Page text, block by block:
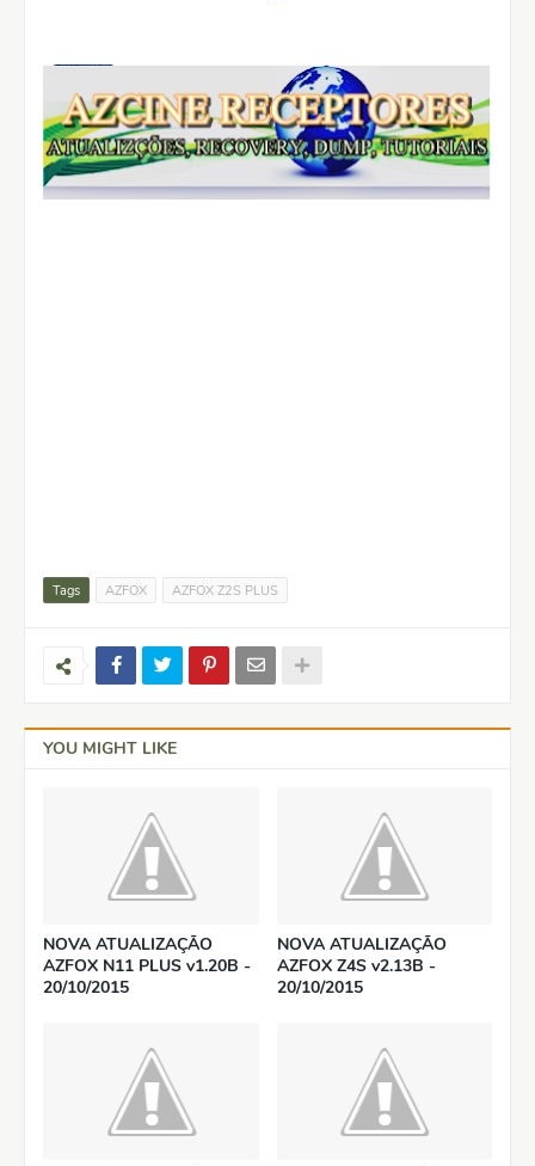
Tags AZFOX AZFOX Z2S PLUS
YOU MIGHT LIKE
NOVA ATUALIZAÇÃO
AZFOX N11 PLUS v1.20B -
20/10/2015
NOVA ATUALIZAÇÃO
AZFOX Z4S v2.13B -
20/10/2015